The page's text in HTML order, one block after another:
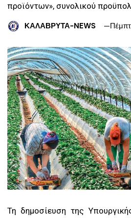
προϊόντων», συνολικού
ΚΑΛΑΒΡΥΤΑ-NEWS
Τη δημοσίευση της